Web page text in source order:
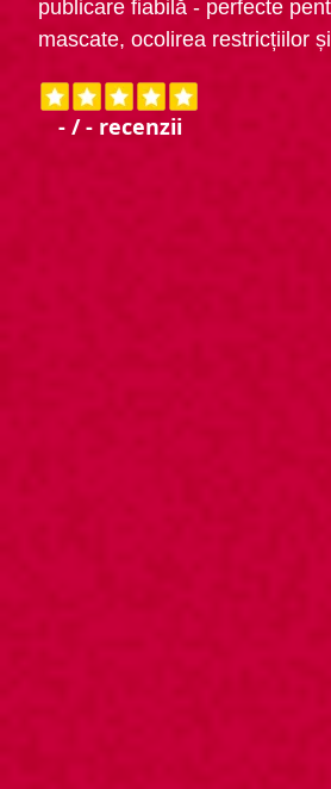
publicare fiabilă - perfecte
mascate, ocolirea restricțiilor
-/-recenzii